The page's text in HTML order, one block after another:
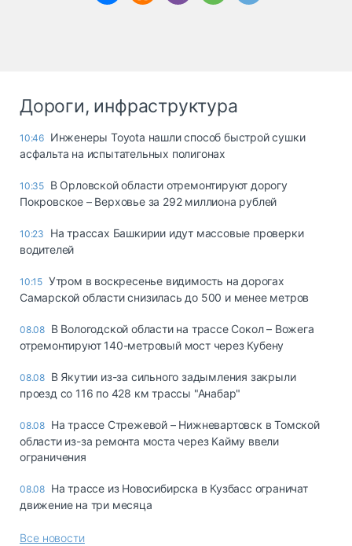
Дороги, инфраструктура
10:46 Инженеры Toyota нашли способ быстрой сушки
асфальта на испытательных полигонах
10:35 В Орловской области отремонтируют дорогу
Покровское – Верховье за 292 миллиона рублей
10:23
На трассах Башкирии идут массовые проверки
водителей
10:15 Утром в воскресенье видимость на дорогах
Самарской области снизилась до 500 и менее метров
08.08 В Вологодской области на трассе Сокол – Вожега
отремонтируют 140-метровый мост через Кубену
08.08 В Якутии из-за сильного задымления закрыли
проезд со 116 по 428 км трассы "Анабар"
08.08 На трассе Стрежевой – Нижневартовск в Томской
области из-за ремонта моста через Кайму ввели
ограничения
08.08 На трассе из Новосибирска в Кузбасс ограничат
движение на три месяца
Все новости